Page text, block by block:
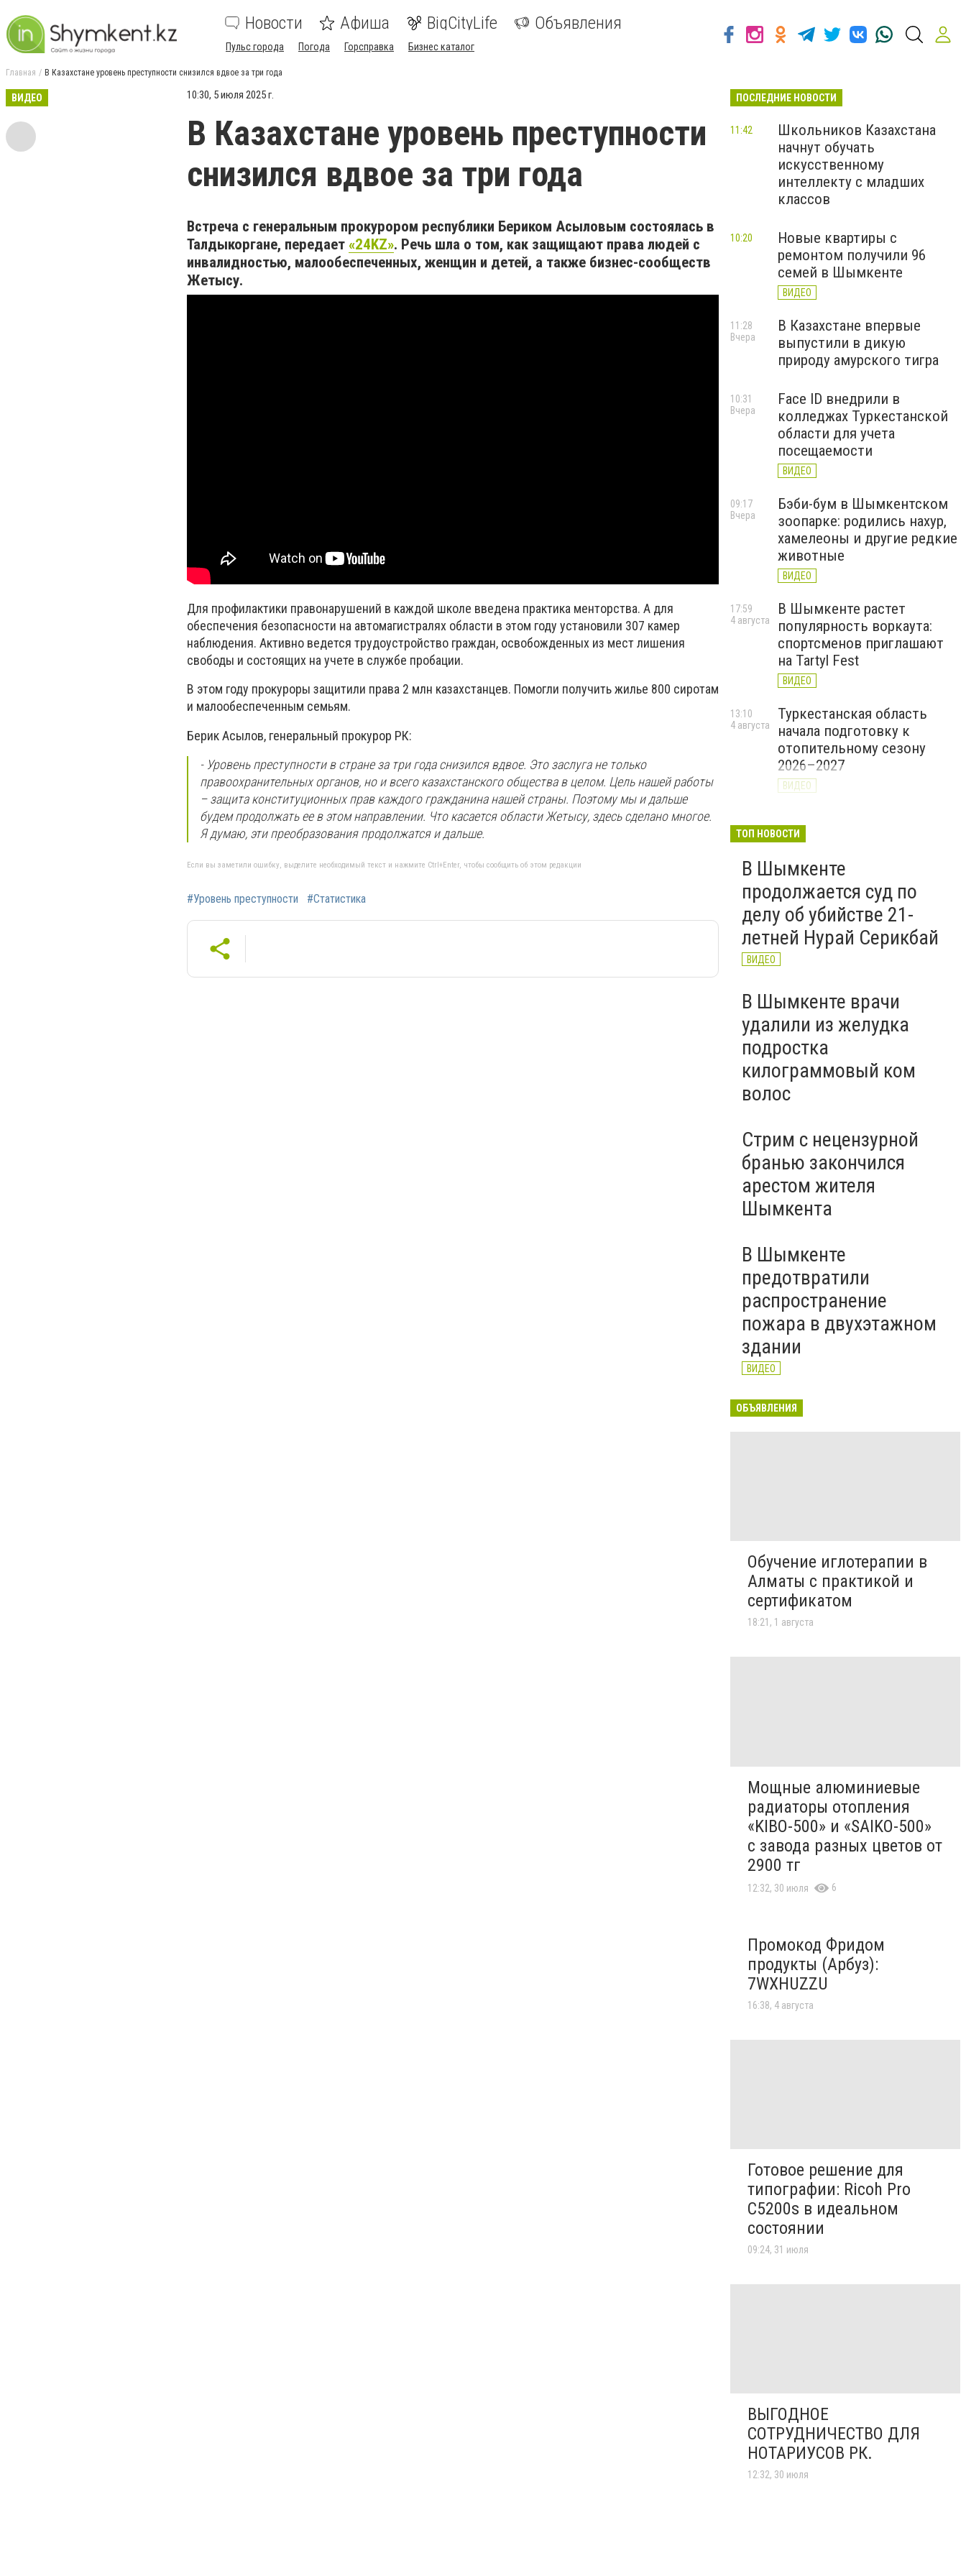
Новости Афиша BigCityLife Объявления
Пульс города Погода Горсправка Бизнес каталог
Главная В Казахстане уровень преступности снизился вдвое за три года
ВИДЕО 10:30, 5 июля 2025 г.
В Казахстане уровень преступности
снизился вдвое за три года
Встреча с генеральным прокурором республики Бериком Асыловым состоялась в
Талдыкоргане, передает «24KZ». Речь шла о том, как защищают права людей с
инвалидностью, малообеспеченных, женщин и детей, а также бизнес-сообществ
Жетысу.
Для профилактики правонарушений в каждой школе введена практика менторства. А для
обеспечения безопасности на автомагистралях области в этом году установили 307 камер
наблюдения. Активно ведется трудоустройство граждан, освобожденных из мест лишения
свободы и состоящих на учете в службе пробации.
В этом году прокуроры защитили права 2 млн казахстанцев. Помогли получить жилье 800 сиротам
и малообеспеченным семьям.
Берик Асылов, генеральный прокурор РК:
- Уровень преступности в стране за три года снизился вдвое. Это заслуга не только
правоохранительных органов, но и всего казахстанского общества в целом. Цель нашей работы
– защита конституционных прав каждого гражданина нашей страны. Поэтому мы и дальше
будем продолжать ее в этом направлении. Что касается области Жетысу, здесь сделано многое.
Я думаю, эти преобразования продолжатся и дальше.
Если вы заметили ошибку, выделите необходимый текст и нажмите Ctrl+Enter, чтобы сообщить об этом редакции
#Уровень преступности #Статистика
ПОСЛЕДНИЕ НОВОСТИ
Школьников Казахстана
начнут обучать
искусственному
интеллекту с младших
классов
11:42
Новые квартиры с
ремонтом получили 96
семей в Шымкенте
ВИДЕО
10:20
В Казахстане впервые
выпустили в дикую
природу амурского тигра
11:28
Вчера
Face ID внедрили в
колледжах Туркестанской
области для учета
посещаемости
ВИДЕО
10:31
Вчера
Бэби-бум в Шымкентском
зоопарке: родились нахур,
хамелеоны и другие редкие
животные
ВИДЕО
09:17
Вчера
В Шымкенте растет
популярность воркаута:
спортсменов приглашают
на Tartyl Fest
ВИДЕО
17:59
4 августа
Туркестанская область
начала подготовку к
отопительному сезону
2026–2027
ВИДЕО
13:10
4 августа
Туркестанскую область
шквал
4 августа
ТОП НОВОСТИ
В Шымкенте
продолжается суд по
делу об убийстве 21-
летней Нурай Серикбай
ВИДЕО
В Шымкенте врачи
удалили из желудка
подростка
килограммовый ком
волос
Стрим с нецензурной
бранью закончился
арестом жителя
Шымкента
В Шымкенте
предотвратили
распространение
пожара в двухэтажном
здании
ВИДЕО
ОБЪЯВЛЕНИЯ
Обучение иглотерапии в
Алматы с практикой и
сертификатом
18:21, 1 августа
Мощные алюминиевые
радиаторы отопления
«KIBO-500» и «SAIKO-500»
с завода разных цветов от
2900 тг
12:32, 30 июля 6
Промокод Фридом
продукты (Арбуз):
7WXHUZZU
16:38, 4 августа
Готовое решение для
типографии: Ricoh Pro
C5200s в идеальном
состоянии
09:24, 31 июля
ВЫГОДНОЕ
СОТРУДНИЧЕСТВО ДЛЯ
НОТАРИУСОВ РК.
12:32, 30 июля